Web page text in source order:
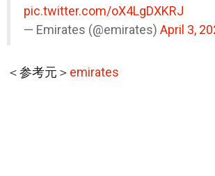
pic.twitter.com/oX4LgDXKRJ
— Emirates (@emirates) April 3,
＜参考元＞ emirates